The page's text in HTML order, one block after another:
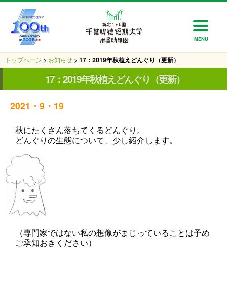
MENU
トップページ > お知らせ > 17：2019年秋植えどんぐり（更新）
17：2019年秋植えどんぐり（更新）
2021・9・19
秋にたくさん落ちてくるどんぐり。
どんぐりの生態について、少し紹介します。
（専門家ではない私の想像がまじっていることは予め
ご承知おきください）